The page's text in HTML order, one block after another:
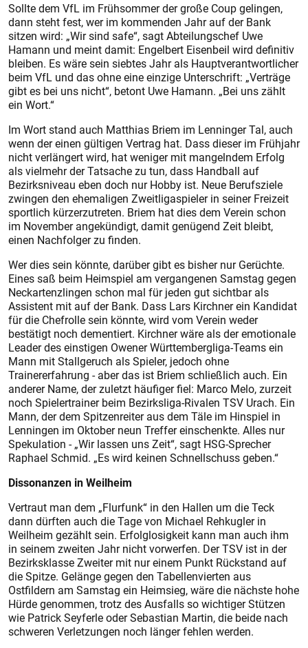
Sollte dem VfL im Frühsommer der große Coup gelingen,
dann steht fest, wer im kommenden Jahr auf der Bank
sitzen wird: „Wir sind safe“, sagt Abteilungschef Uwe
Hamann und meint damit: Engelbert Eisenbeil wird definitiv
bleiben. Es wäre sein siebtes Jahr als Hauptverantwortlicher
beim VfL und das ohne eine einzige Unterschrift: „Verträge
gibt es bei uns nicht“, betont Uwe Hamann. „Bei uns zählt
ein Wort.“
Im Wort stand auch Matthias Briem im Lenninger Tal, auch
wenn der einen gültigen Vertrag hat. Dass dieser im Frühjahr
nicht verlängert wird, hat weniger mit mangelndem Erfolg
als vielmehr der Tatsache zu tun, dass Handball auf
Bezirksniveau eben doch nur Hobby ist. Neue Berufsziele
zwingen den ehemaligen Zweitligaspieler in seiner Freizeit
sportlich kürzerzutreten. Briem hat dies dem Verein schon
im November angekündigt, damit genügend Zeit bleibt,
einen Nachfolger zu finden.
Wer dies sein könnte, darüber gibt es bisher nur Gerüchte.
Eines saß beim Heimspiel am vergangenen Samstag gegen
Neckartenzlingen schon mal für jeden gut sichtbar als
Assistent mit auf der Bank. Dass Lars Kirchner ein Kandidat
für die Chefrolle sein könnte, wird vom Verein weder
bestätigt noch dementiert. Kirchner wäre als der emotionale
Leader des einstigen Owener Württembergliga-Teams ein
Mann mit Stallgeruch als Spieler, jedoch ohne
Trainererfahrung - aber das ist Briem schließlich auch. Ein
anderer Name, der zuletzt häufiger fiel: Marco Melo, zurzeit
noch Spielertrainer beim Bezirksliga-Rivalen TSV Urach. Ein
Mann, der dem Spitzenreiter aus dem Täle im Hinspiel in
Lenningen im Oktober neun Treffer einschenkte. Alles nur
Spekulation - „Wir lassen uns Zeit“, sagt HSG-Sprecher
Raphael Schmid. „Es wird keinen Schnellschuss geben.“
Dissonanzen in Weilheim
Vertraut man dem „Flurfunk“ in den Hallen um die Teck
dann dürften auch die Tage von Michael Rehkugler in
Weilheim gezählt sein. Erfolglosigkeit kann man auch ihm
in seinem zweiten Jahr nicht vorwerfen. Der TSV ist in der
Bezirksklasse Zweiter mit nur einem Punkt Rückstand auf
die Spitze. Gelänge gegen den Tabellenvierten aus
Ostfildern am Samstag ein Heimsieg, wäre die nächste hohe
Hürde genommen, trotz des Ausfalls so wichtiger Stützen
wie Patrick Seyferle oder Sebastian Martin, die beide nach
schweren Verletzungen noch länger fehlen werden.